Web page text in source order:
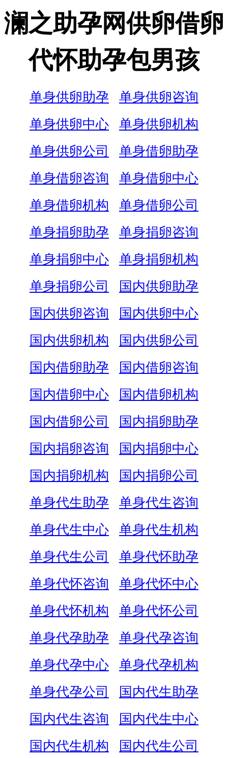
澜之助孕网供卵借卵
代怀助孕包男孩
单身供卵助孕
单身供卵咨询
单身供卵中心
单身供卵机构
单身供卵公司
单身借卵助孕
单身借卵咨询
单身借卵中心
单身借卵机构
单身借卵公司
单身捐卵助孕
单身捐卵咨询
单身捐卵中心
单身捐卵机构
单身捐卵公司
国内供卵助孕
国内供卵咨询
国内供卵中心
国内供卵机构
国内供卵公司
国内借卵助孕
国内借卵咨询
国内借卵中心
国内借卵机构
国内借卵公司
国内捐卵助孕
国内捐卵咨询
国内捐卵中心
国内捐卵机构
国内捐卵公司
单身代生助孕
单身代生咨询
单身代生中心
单身代生机构
单身代生公司
单身代怀助孕
单身代怀咨询
单身代怀中心
单身代怀机构
单身代怀公司
单身代孕助孕
单身代孕咨询
单身代孕中心
单身代孕机构
单身代孕公司
国内代生助孕
国内代生咨询
国内代生中心
国内代生机构
国内代生公司